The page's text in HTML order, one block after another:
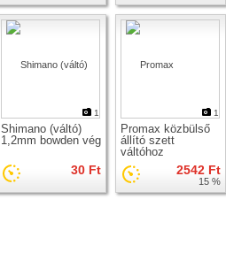
1
Shimano (váltó)
1,2mm bowden vég
30 Ft
1
Promax közbülső
állító szett
váltóhoz
2542 Ft
15 %